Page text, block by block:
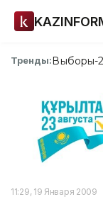
Тренды:Выборы-
11:29, 19 Января 2009